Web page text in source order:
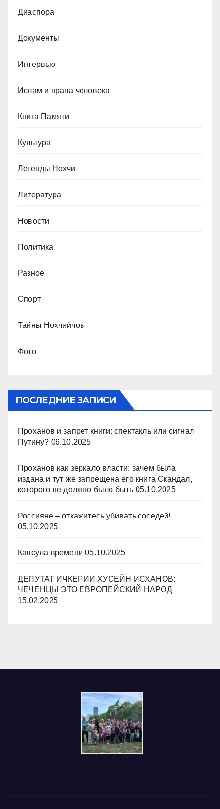
Диаспора
Документы
Интервью
Ислам и права человека
Книга Памяти
Культура
Легенды Нохчи
Литература
Новости
Политика
Разное
Спорт
Тайны Нохчийчоь
Фото
ПОСЛЕДНИЕ ЗАПИСИ
Проханов и запрет книги: спектакль или сигнал
Путину? 06.10.2025
Проханов как зеркало власти: зачем была
издана и тут же запрещена его книга Скандал,
которого не должно было быть 05.10.2025
Россияне – откажитесь убивать соседей!
05.10.2025
Капсула времени 05.10.2025
ДЕПУТАТ ИЧКЕРИИ ХУСЕЙН ИСХАНОВ:
ЧЕЧЕНЦЫ ЭТО ЕВРОПЕЙСКИЙ НАРОД
15.02.2025